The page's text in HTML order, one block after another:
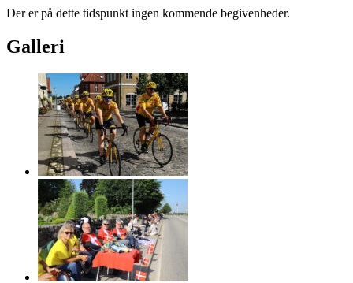
Der er på dette tidspunkt ingen kommende begivenheder.
Galleri